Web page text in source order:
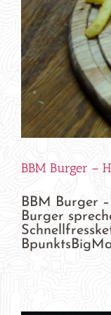
BBM Burger –
BBM Burger
Burger